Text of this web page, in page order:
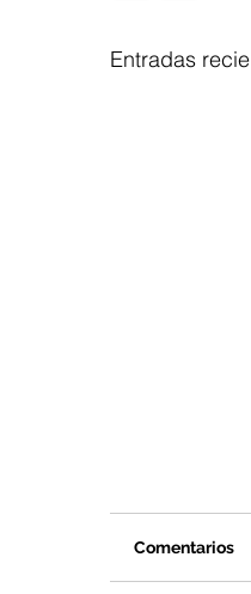
Entradas
Comentarios